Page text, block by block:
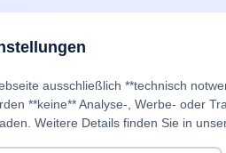
ausschließlich **technisch
**keine** Analyse-, Werbe- oder
Weitere Details finden Sie in